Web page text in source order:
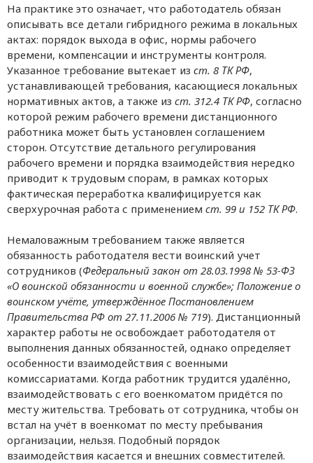
На практике это означает, что работодатель обязан
описывать все детали гибридного режима в локальных
актах: порядок выхода в офис, нормы рабочего
времени, компенсации и инструменты контроля.
Указанное требование вытекает из ст. 8 ТК РФ,
устанавливающей требования, касающиеся локальных
нормативных актов, а также из ст. 312.4 ТК РФ, согласно
которой режим рабочего времени дистанционного
работника может быть установлен соглашением
сторон. Отсутствие детального регулирования
рабочего времени и порядка взаимодействия нередко
приводит к трудовым спорам, в рамках которых
фактическая переработка квалифицируется как
сверхурочная работа с применением ст. 99 и 152 ТК РФ.
Немаловажным требованием также является
обязанность работодателя вести воинский учет
сотрудников (Федеральный закон от 28.03.1998 № 53-ФЗ
«О воинской обязанности и военной службе»; Положение о
воинском учёте, утверждённое Постановлением
Правительства РФ от 27.11.2006 № 719). Дистанционный
характер работы не освобождает работодателя от
выполнения данных обязанностей, однако определяет
особенности взаимодействия с военными
комиссариатами. Когда работник трудится удалённо,
взаимодействовать с его военкоматом придётся по
месту жительства. Требовать от сотрудника, чтобы он
встал на учёт в военкомат по месту пребывания
организации, нельзя. Подобный порядок
взаимодействия касается и внешних совместителей.